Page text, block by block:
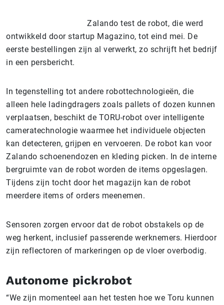
Zalando test de robot, die werd
ontwikkeld door startup Magazino, tot eind mei. De
eerste bestellingen zijn al verwerkt, zo schrijft het bedrijf
in een persbericht.
In tegenstelling tot andere robottechnologieën, die
alleen hele ladingdragers zoals pallets of dozen kunnen
verplaatsen, beschikt de TORU-robot over intelligente
cameratechnologie waarmee het individuele objecten
kan detecteren, grijpen en vervoeren. De robot kan voor
Zalando schoenendozen en kleding picken. In de interne
bergruimte van de robot worden de items opgeslagen.
Tijdens zijn tocht door het magazijn kan de robot
meerdere items of orders meenemen.
Sensoren zorgen ervoor dat de robot obstakels op de
weg herkent, inclusief passerende werknemers. Hierdoor
zijn reflectoren of markeringen op de vloer overbodig.
Autonome pickrobot
“We zijn momenteel aan het testen hoe we Toru kunnen